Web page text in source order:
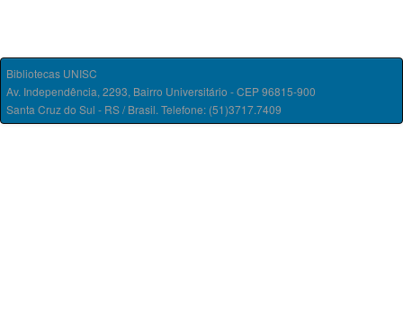
Bibliotecas UNISC
Av. Independência, 2293, Bairro Universitário - CEP 96815-900
Santa Cruz do Sul - RS / Brasil. Telefone: (51)3717.7409